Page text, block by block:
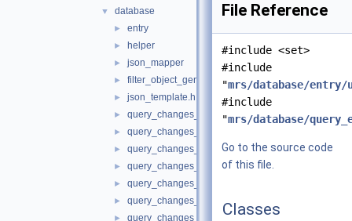
▼ database
► entry
► helper
► json_mapper
► filter_object_generator.h
► json_template.h
► query_changes_auth_app.h
► query_changes_auth_user.h
► query_changes_content_file.h
► query_changes_content_set.h
► query_changes_db_object.h
► query_changes_db_schema.h
► query_changes_db_service.h
File Reference
#include <set>
#include
"mrs/database/
#include
"mrs/database/
Go to the source code
of this file.
Classes